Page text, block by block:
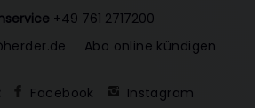
+49 761 2717200
Abo online kündigen
Facebook
Instagram